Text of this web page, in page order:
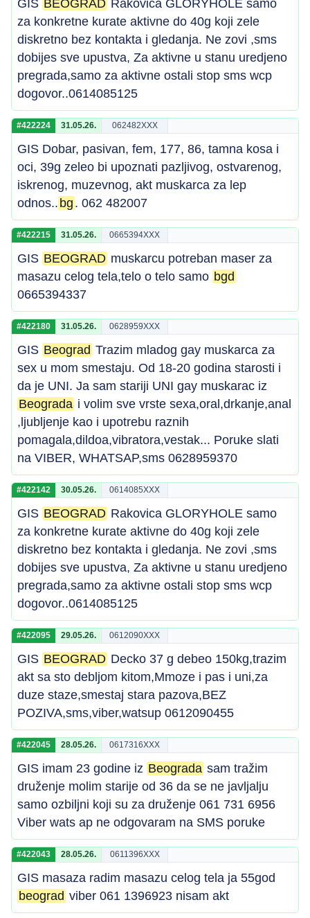
GIS BEOGRAD Rakovica GLORYHOLE samo
za konkretne kurate aktivne do 40g koji zele
diskretno bez kontakta i gledanja. Ne zovi ,sms
dobijes sve upustva, Za aktivne u stanu uredjeno
pregrada,samo za aktivne ostali stop sms wcp
dogovor..0614085125
#422224 31.05.26. 062482XXX
GIS Dobar, pasivan, fem, 177, 86, tamna kosa i
oci, 39g zeleo bi upoznati pazljivog, ostvarenog,
iskrenog, muzevnog, akt muskarca za lep
odnos.. bg . 062 482007
#422215 31.05.26. 0665394XXX
GIS BEOGRAD muskarcu potreban maser za
masazu celog tela,telo o telo samo bgd
0665394337
#422180 31.05.26. 0628959XXX
GIS Beograd Trazim mladog gay muskarca za
sex u mom smestaju. Od 18-20 godina starosti i
da je UNI. Ja sam stariji UNI gay muskarac iz
Beograda i volim sve vrste sexa,oral,drkanje,anal
,ljubljenje kao i upotrebu raznih
pomagala,dildoa,vibratora,vestak... Poruke slati
na VIBER, WHATSAP,sms 0628959370
#422142 30.05.26. 0614085XXX
GIS BEOGRAD Rakovica GLORYHOLE samo
za konkretne kurate aktivne do 40g koji zele
diskretno bez kontakta i gledanja. Ne zovi ,sms
dobijes sve upustva, Za aktivne u stanu uredjeno
pregrada,samo za aktivne ostali stop sms wcp
dogovor..0614085125
#422095 29.05.26. 0612090XXX
GIS BEOGRAD Decko 37 g debeo 150kg,trazim
akt sa sto debljom kitom,Mmoze i pas i uni,za
duze staze,smestaj stara pazova,BEZ
POZIVA,sms,viber,watsup 0612090455
#422045 28.05.26. 0617316XXX
GIS imam 23 godine iz Beograda sam tražim
druženje molim starije od 36 da se ne javljalju
samo ozbiljni koji su za druženje 061 731 6956
Viber wats ap ne odgovaram na SMS poruke
#422043 28.05.26. 0611396XXX
GIS masaza radim masazu celog tela ja 55god
beograd viber 061 1396923 nisam akt